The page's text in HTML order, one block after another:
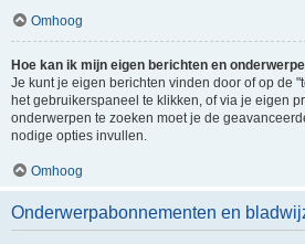
Omhoog
Hoe kan ik mijn eigen berichten en
Je kunt je eigen berichten vinden door of op de
het gebruikerspaneel te klikken, of via je eigen
onderwerpen te zoeken moet je de
nodige opties invullen.
Omhoog
Onderwerpabonnementen en